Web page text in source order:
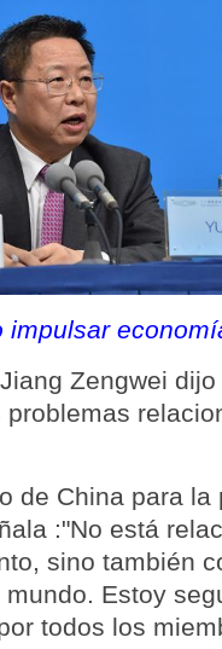
impulsar
Zengwei
de China para la
:"No está
sino también
Estoy
todos los